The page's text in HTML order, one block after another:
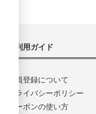
ご利用ガイド
会員登録について
プライバシーポリシー
クーポンの使い方